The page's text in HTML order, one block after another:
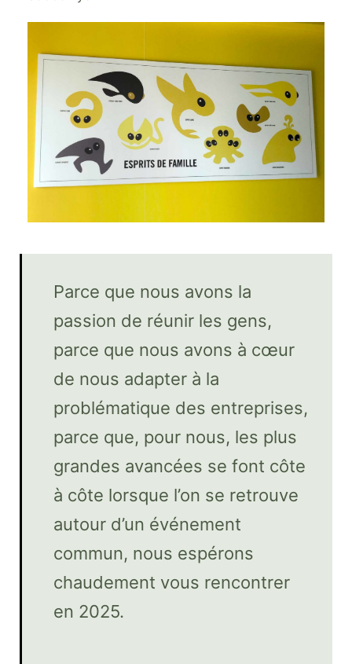
Parce que nous avons la
passion de réunir les gens,
parce que nous avons à cœur
de nous adapter à la
problématique des entreprises,
parce que, pour nous, les plus
grandes avancées se font côte
à côte lorsque l’on se retrouve
autour d’un événement
commun, nous espérons
chaudement vous rencontrer
en 2025.